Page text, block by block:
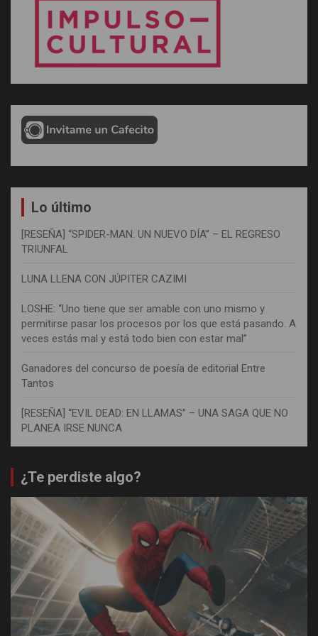
Lo último
[RESEÑA] “SPIDER-MAN: UN NUEVO DÍA” – EL REGRESO
TRIUNFAL
LUNA LLENA CON JÚPITER CAZIMI
LOSHE: “Uno tiene que ser amable con uno mismo y
permitirse pasar los procesos por los que está pasando. A
veces estás mal y está todo bien con estar mal”
Ganadores del concurso de poesía de editorial Entre
Tantos
[RESEÑA] “EVIL DEAD: EN LLAMAS” – UNA SAGA QUE NO
PLANEA IRSE NUNCA
¿Te perdiste algo?